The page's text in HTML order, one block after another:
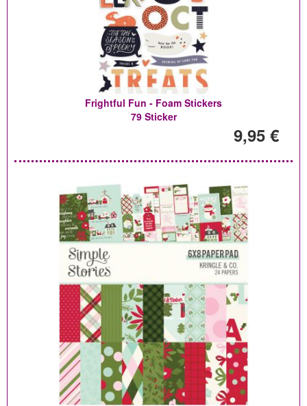
Frightful Fun - Foam Stickers
79 Sticker
9,95 €